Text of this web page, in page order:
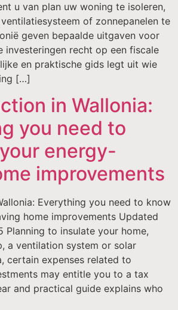
u van plan uw woning te isoleren,
of zonnepanelen te
geven bepaalde uitgaven voor
investeringen recht op een fiscale
en praktische gids legt uit wie
[…]
in Wallonia:
you need to
energy-
improvements
Everything you need to know
home improvements Updated
Planning to insulate your home,
a ventilation system or solar
certain expenses related to
may entitle you to a tax
and practical guide explains who